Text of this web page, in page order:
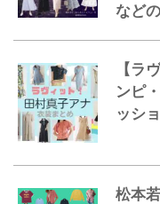
など
【ラ
ンピ
ッシ
松本